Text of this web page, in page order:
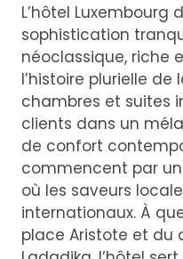
L’hôtel Luxembourg
sophistication
néoclassique, riche
l’histoire plurielle de
chambres et suites
clients dans un
de confort
commencent par
où les saveurs
internationaux. À
place Aristote et du